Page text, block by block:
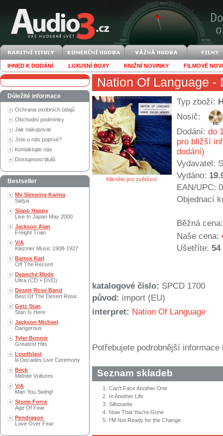
IHNED K DODÁNÍ LUXUSNÍ BOXY KNIŽNÍ NOVINKY FILMOVÉ
Důležité informace
Ochrana osobních údajů
Obchodní podmínky
Jak nakupovat
Jste u nás poprvé?
Kontaktujte nás
Dostupnost titulů
Bestseller
My Sleeping Karma
Satya
Slapp Happy
Live In Japan May 2000
Jackson Alan
Freight Train
V/A
Klezmer Music 1908-1927
Bartos Karl
Off The Record
Depeche Mode
Ultra (CD + DVD)
Desert Rose Band
Best Of The Desert Rose..
Getz Stan
Stan Is Here
Jackson Michael
Dangerous
Tyler Bonnie
Greatest Hits
Loudblast
Iii Decades Live Ceremony
Beck
Midnite Vultures
V/A
Man You Swing!
Storm Force
Age Of Fear
Pendragon
Love Over Fear
Nation Of Language -
Klikněte pro zvětšení.
Typ zboží:
Nosič:
Dodání: do
pro bližší
dodání)
Vydavatel:
Vydáno:
EAN/UPC:
Objednací
Běžná cena:
Naše cena:
Ušetříte: 54
katalogové číslo: SPCD 1700
původ: import (EU)
interpret: Nation Of Language
Potřebujete podrobnější
Seznam skladeb
1.
Can't Face Another One
2.
In Another Life
3. Silhouette
4.
Now That You're Gone
5.
I'M Not Ready for the Change